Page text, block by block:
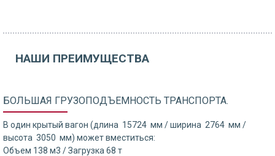
НАШИ ПРЕИМУЩЕСТВА
БОЛЬШАЯ ГРУЗОПОДЪЕМНОСТЬ ТРАНСПОРТА.
В один крытый вагон (длина 15724 мм / ширина 2764 мм /
высота 3050 мм) может вместиться:
Объем 138 м3 / Загрузка 68 т